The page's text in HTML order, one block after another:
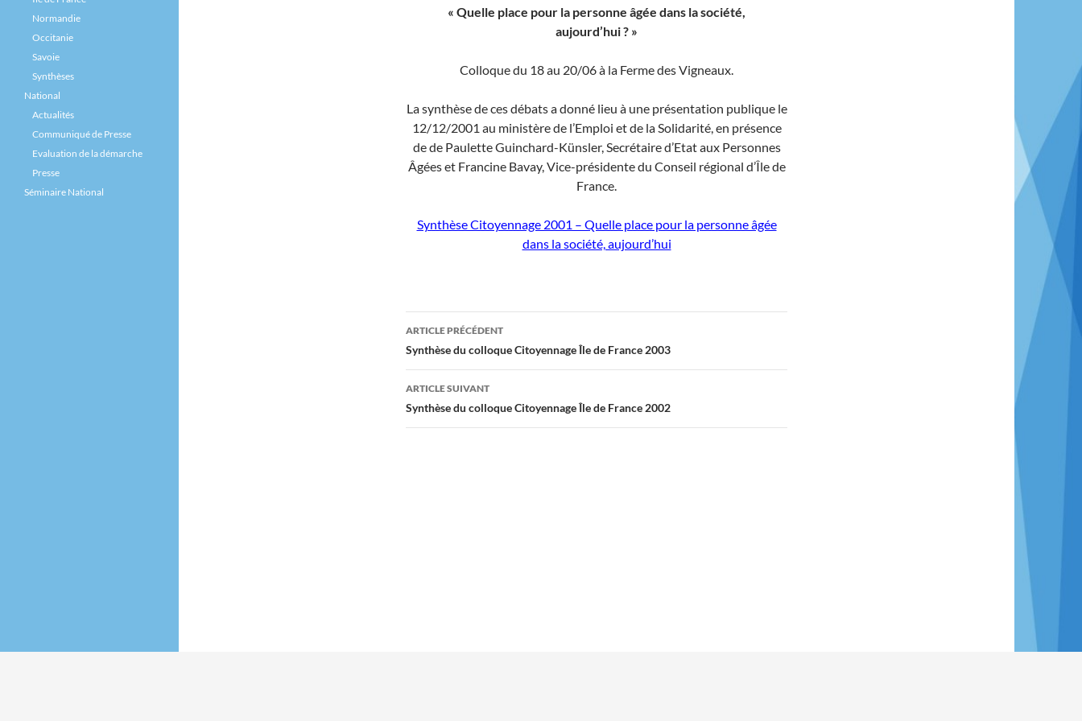
« Quelle place pour la personne âgée dans la société,
aujourd’hui ? »
Colloque du 18 au 20/06 à la Ferme des Vigneaux.
La synthèse de ces débats a donné lieu à une présentation publique le
12/12/2001 au ministère de l’Emploi et de la Solidarité, en présence
de de Paulette Guinchard-Künsler, Secrétaire d’Etat aux Personnes
Âgées et Francine Bavay, Vice-présidente du Conseil régional d’Île de
France.
Synthèse Citoyennage 2001 – Quelle place pour la personne âgée
dans la société, aujourd’hui
Navigation
des
articles
ARTICLE PRÉCÉDENT
Synthèse du colloque Citoyennage Île de France 2003
ARTICLE SUIVANT
Synthèse du colloque Citoyennage Île de France 2002
Normandie
Occitanie
Savoie
Synthèses
National
Actualités
Communiqué de Presse
Evaluation de la démarche
Presse
Séminaire National